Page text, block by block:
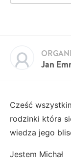
Jan
Cześć
rodzinki która
wiedza jego
Jestem Michał